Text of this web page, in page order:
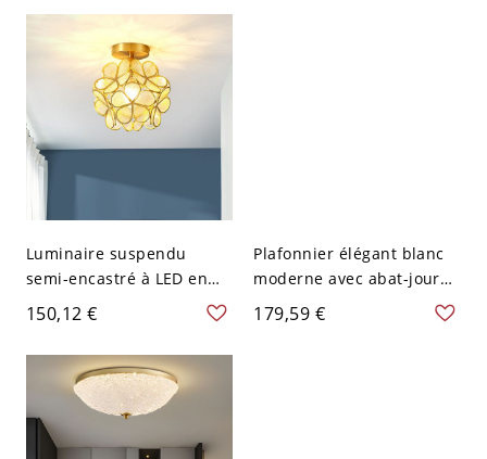
110 V-120 V
Luminaire suspendu
semi-encastré à LED en
métal traditionnel de 10
pouces pour usage
résidentiel - 110 V-120 V
150,12 €
Plafonnier élégant blanc
moderne avec abat-jour
en verre d'eau - 110 V-120
V 40,64 cm
179,59 €